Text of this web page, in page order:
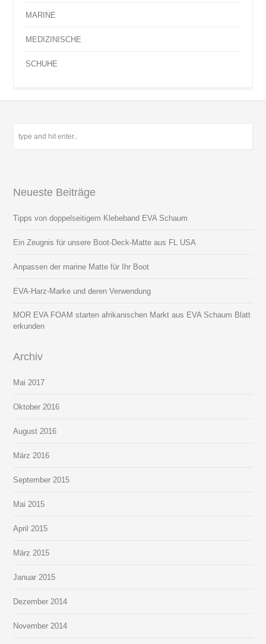
MARINE
MEDIZINISCHE
SCHUHE
Neueste Beiträge
Tipps von doppelseitigem Klebeband EVA Schaum
Ein Zeugnis für unsere Boot-Deck-Matte aus FL USA
Anpassen der marine Matte für Ihr Boot
EVA-Harz-Marke und deren Verwendung
MOR EVA FOAM starten afrikanischen Markt aus EVA Schaum Blatt
erkunden
Archiv
Mai 2017
Oktober 2016
August 2016
März 2016
September 2015
Mai 2015
April 2015
März 2015
Januar 2015
Dezember 2014
November 2014